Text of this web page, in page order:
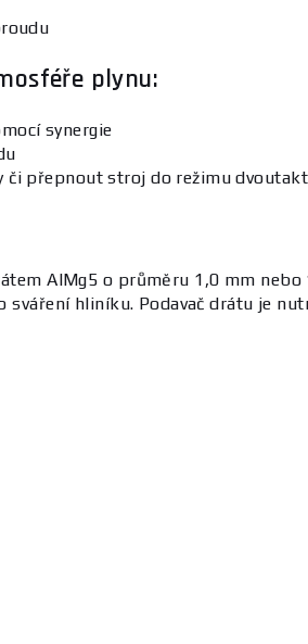
plynu:
synergie
či přepnout stroj do režimu
AlMg5 o průměru 1,0 mm
sváření hliníku. Podavač drátu je